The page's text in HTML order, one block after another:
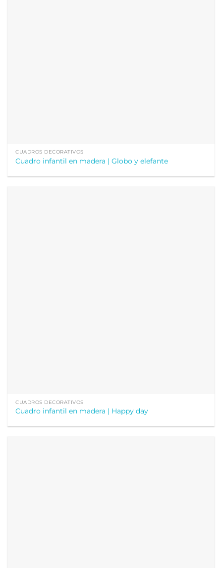
CUADROS DECORATIVOS
Cuadro infantil en madera | Globo y elefante
CUADROS DECORATIVOS
Cuadro infantil en madera | Happy day